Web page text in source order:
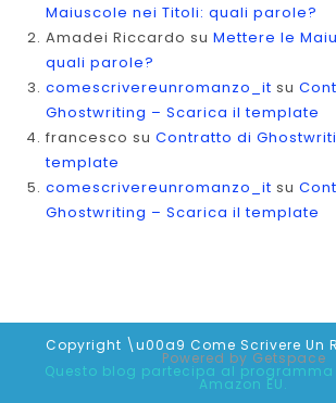
Maiuscole nei Titoli: quali parole?
Amadei Riccardo suMettere le
quali parole?
comescrivereunromanzo_it su
Ghostwriting – Scarica il template
francesco suContratto di
template
comescrivereunromanzo_it su
Ghostwriting – Scarica il template
Copyright \u00a9 Come Scrivere Un
Powered by Getspace
Questo blog partecipa al
Amazon EU.